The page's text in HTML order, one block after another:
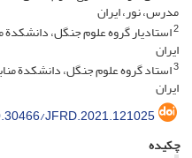
مدرس، نور، ایران
2استادیار گروه علوم جنگل،
ایران
3استاد گروه علوم جنگل، دانشکدة
ایران
JFRD.2021.121025
چکیده